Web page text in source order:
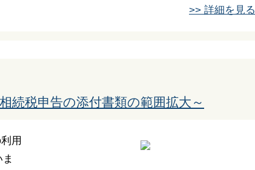
>> 詳細を見る
続税申告の添付書類の範囲拡大～
用